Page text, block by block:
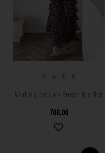
34 36 38 40
Marli big dot kjole Brown Neo Noir
700,00